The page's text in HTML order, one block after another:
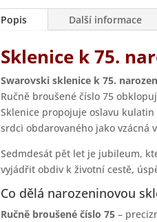
Popis Další informace
Sklenice k 75.
Swarovski sklenice k 75.
Ručně broušené číslo 75
Sklenice propojuje oslavu
srdci obdarovaného jako vzácná
Sedmdesát pět let je jubileum,
vyjádřit obdiv k životní cestě,
Co dělá narozeninovou
Ručně broušené číslo 75–